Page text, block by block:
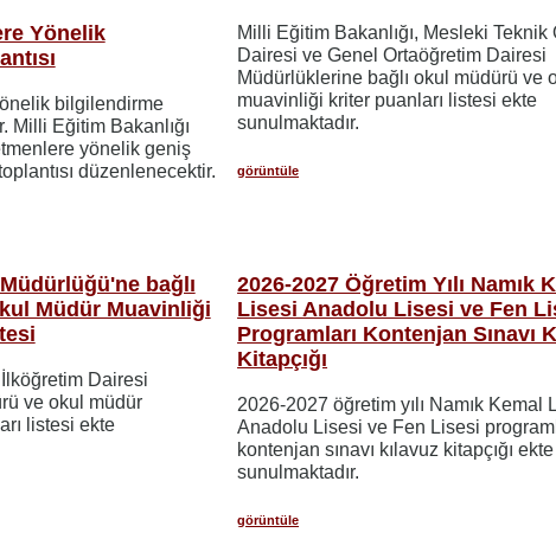
Yönelik
bilgilendirme
Milli Eğitim Bakanlığı
yönelik geniş
düzenlenecektir.
Milli Eğitim Bakanlığı, Mesleki Teknik
Dairesi ve Genel Ortaöğretim Dairesi
Müdürlüklerine bağlı okul müdürü ve
muavinliği kriter puanları listesi ekte
sunulmaktadır.
görüntüle
bağlı
Müdür Muavinliği
Dairesi
ve okul müdür
listesi ekte
2026-2027 Öğretim Yılı Namık
Lisesi Anadolu Lisesi ve Fen
Programları Kontenjan Sınavı
Kitapçığı
2026-2027 öğretim yılı Namık Kemal
Anadolu Lisesi ve Fen Lisesi
kontenjan sınavı kılavuz kitapçığı ekte
sunulmaktadır.
görüntüle